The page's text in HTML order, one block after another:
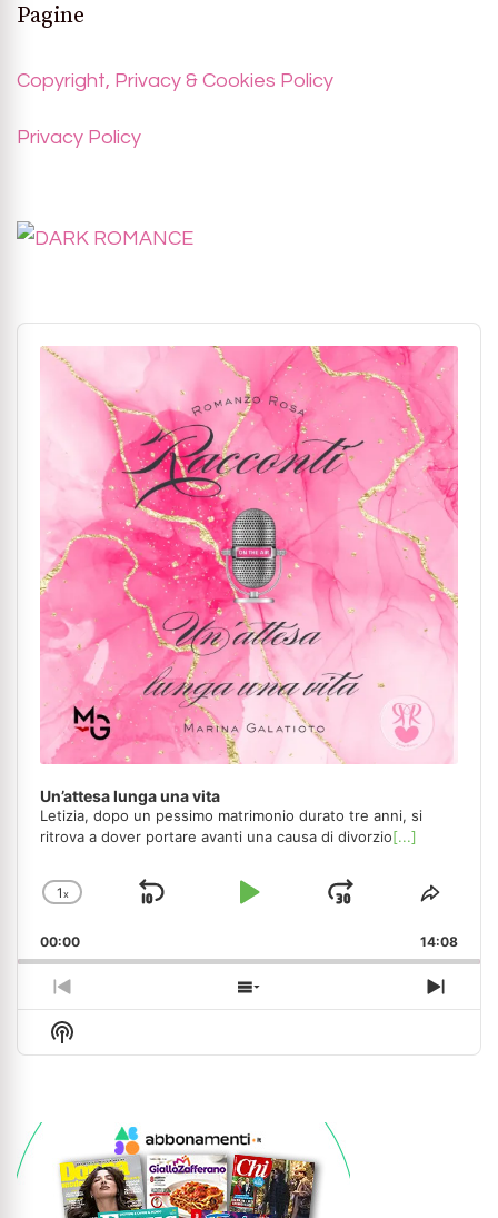
Pagine
Copyright, Privacy & Cookies Policy
Privacy Policy
Audio
Player
Un’attesa lunga una vita
Letizia, dopo un pessimo matrimonio durato tre anni, si
ritrova a dover portare avanti una causa di divorzio[...]
Change
Rate
1x
Skip
Play
Jump
Forward
Share
00:00 14:08
Previous
Episode
Show
Episodes
Next
Show
Podcast